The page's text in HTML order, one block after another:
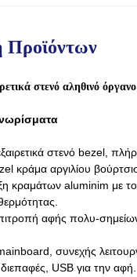
Προϊόντων
στενό αληθινό
στενό bezel,
κράμα αργιλίου
κραμάτων aluminim με
αφής πολυ-
συνεχής
USB για την αφή.